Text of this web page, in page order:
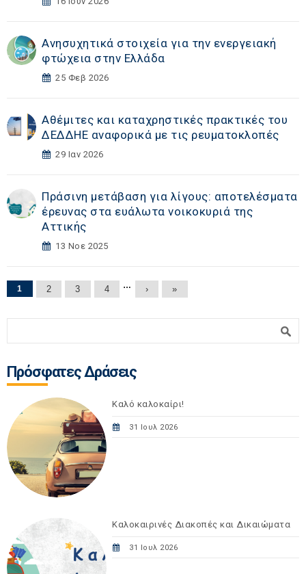
Ανησυχητικά στοιχεία για την ενεργειακή
φτώχεια στην Ελλάδα
25 Φεβ 2026
Αθέμιτες και καταχρηστικές πρακτικές του
ΔΕΔΔΗΕ αναφορικά με τις ρευματοκλοπές
29 Ιαν 2026
Πράσινη μετάβαση για λίγους: αποτελέσματα
έρευνας στα ευάλωτα νοικοκυριά της
Αττικής
13 Νοε 2025
Σελίδες
1 2 3 4 … › »
Πρόσφατες Δράσεις
Καλό καλοκαίρι!
31 Ιουλ 2026
Καλοκαιρινές Διακοπές και Δικαιώματα
31 Ιουλ 2026